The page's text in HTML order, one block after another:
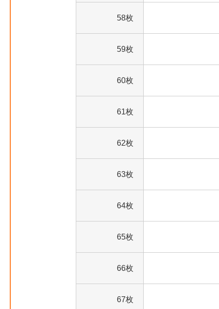
58枚
59枚
60枚
61枚
62枚
63枚
64枚
65枚
66枚
67枚